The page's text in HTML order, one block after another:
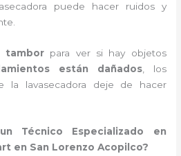
puede hacer ruidos y
tamborpara ver si hay objetos
están dañados, los
la lavasecadora deje de hacer
Técnico Especializado en
en San Lorenzo Acopilco?